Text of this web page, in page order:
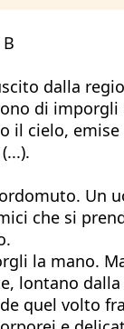
dalla
di imporgli
il cielo,
Un
che si
la mano.
lontano
quel volto